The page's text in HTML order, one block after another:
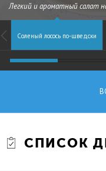
Легкий и ароматный салат
Соленый лосось по-шведски
СПИСОК